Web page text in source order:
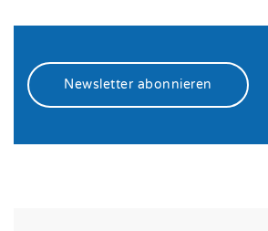
Newsletter abonnieren